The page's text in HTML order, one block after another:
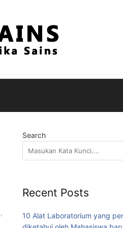
Search
Recent Posts
10 Alat Laboratorium yang